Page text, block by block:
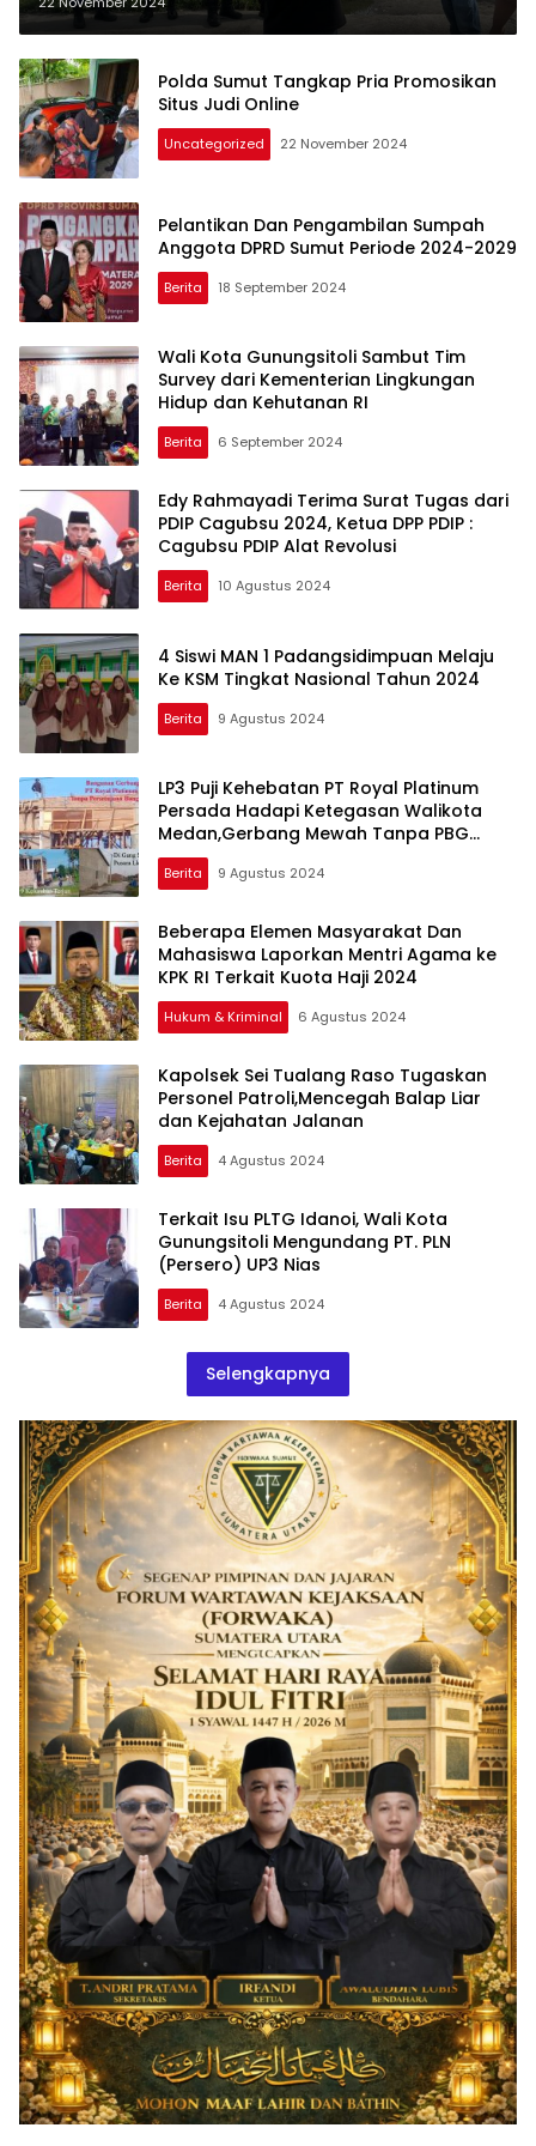
Polda Sumut Tangkap Pria Promosikan
Situs Judi Online
Uncategorized 22 November 2024
Pelantikan Dan Pengambilan Sumpah
Anggota DPRD Sumut Periode 2024-2029
Berita 18 September 2024
Wali Kota Gunungsitoli Sambut Tim
Survey dari Kementerian Lingkungan
Hidup dan Kehutanan RI
Berita 6 September 2024
Edy Rahmayadi Terima Surat Tugas dari
PDIP Cagubsu 2024, Ketua DPP PDIP :
Cagubsu PDIP Alat Revolusi
Berita 10 Agustus 2024
4 Siswi MAN 1 Padangsidimpuan Melaju
Ke KSM Tingkat Nasional Tahun 2024
Berita 9 Agustus 2024
LP3 Puji Kehebatan PT Royal Platinum
Persada Hadapi Ketegasan Walikota
Medan,Gerbang Mewah Tanpa PBG
Belum Ditindak
Berita 9 Agustus 2024
Beberapa Elemen Masyarakat Dan
Mahasiswa Laporkan Mentri Agama ke
KPK RI Terkait Kuota Haji 2024
Hukum & Kriminal 6 Agustus 2024
Kapolsek Sei Tualang Raso Tugaskan
Personel Patroli,Mencegah Balap Liar
dan Kejahatan Jalanan
Berita 4 Agustus 2024
Terkait Isu PLTG Idanoi, Wali Kota
Gunungsitoli Mengundang PT. PLN
(Persero) UP3 Nias
Berita 4 Agustus 2024
Selengkapnya